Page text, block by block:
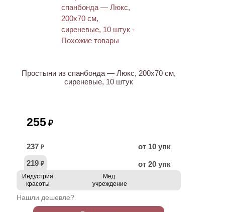
Простыни из спанбонда — Люкс, 200х70 см,
сиреневые, 10 штук
255 ₽
237 ₽
от 10 упк
219 ₽ от 20 упк
Индустрия
красоты
Мед.
учреждение
Нашли дешевле?